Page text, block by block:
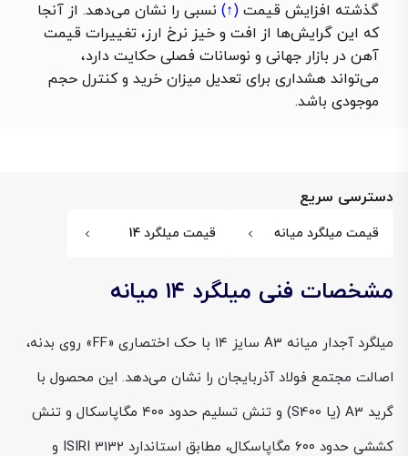
گذشته افزایش قیمت (↑) نسبی را نشان می‌دهد. از آنجا
که این گرایش‌ها از افت و خیز نرخ ارز، تغییرات قیمت
آهن در بازار جهانی و نوسانات فصلی حکایت دارد،
می‌تواند هشداری برای تعدیل میزان خرید و کنترل حجم
موجودی باشد.
دسترسی سریع
قیمت میلگرد میانه قیمت میلگرد 14
مشخصات فنی میلگرد ۱۴ میانه
میلگرد آجدار میانه A3 سایز ۱۴ با حک اختصاری «FF» روی بدنه،
اصالت مجتمع فولاد آذربایجان را نشان می‌دهد. این محصول با
گرید A3 (یا S400) و تنش تسلیم حدود ۴۰۰ مگاپاسکال و تنش
کششی حدود ۶۰۰ مگاپاسکال، مطابق استاندارد ISIRI 3132 و